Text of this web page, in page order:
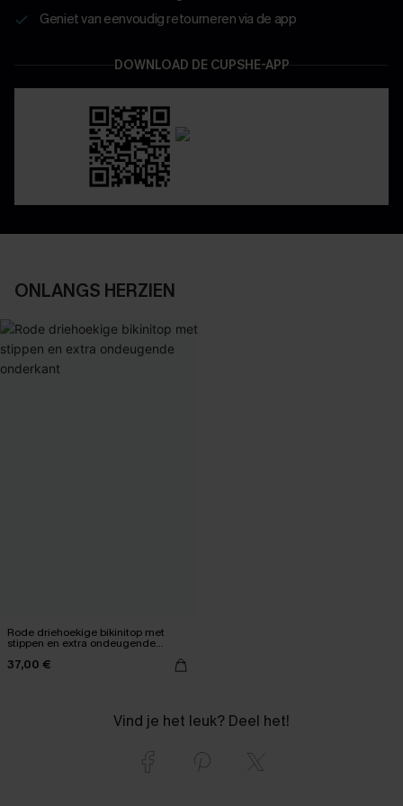
Geniet van eenvoudig retourneren via de app
DOWNLOAD DE CUPSHE-APP
ONLANGS HERZIEN
Rode driehoekige bikinitop met
stippen en extra ondeugende
37,00 €
Vind je het leuk? Deel het!